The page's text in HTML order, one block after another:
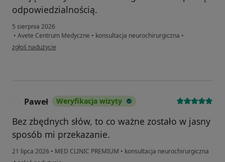
odpowiedzialnością.
5 sierpnia 2026
• Avete Centrum Medyczne • konsultacja neurochirurgiczna •
w opinii użytkownika Anita
zgłoś nadużycie
Paweł Weryfikacja wizyty
Bez zbędnych słów, to co ważne zostało w jasny
sposób mi przekazanie.
21 lipca 2026 • MED CLINIC PREMIUM • konsultacja neurochirurgiczna
w opinii użytkownika Paweł